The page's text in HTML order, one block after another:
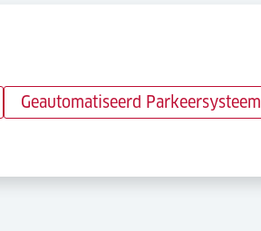
Geautomatiseerd Parkeersysteem